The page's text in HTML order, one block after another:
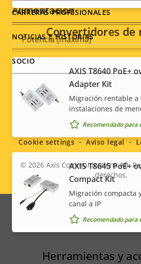
Alimentación
Descripción
de
propiedad
Valor de
la
Potencia (máxima)
Alimentación (media)
Convertidores de
AXIS T8640 PoE+
Adapter Kit
Migración rentable a
instalaciones de
Recomendado para
AXIS T8645 PoE+
Compact Kit
Migración compacta
canal a IP
Recomendado para
Herramientas y
CARRERAS PROFESIONALES
NOTICIAS E HISTORIAS
SOCIO
Social
menu
Legal
menu
© 2026Axis Communications AB.
derechos.
Cookie settings Aviso legal